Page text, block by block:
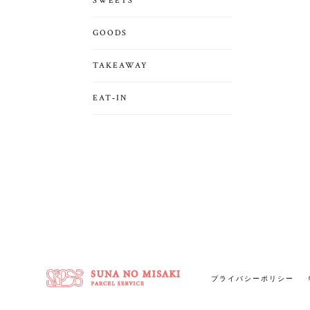
GOODS
TAKEAWAY
EAT‐IN
プライバシーポリシー